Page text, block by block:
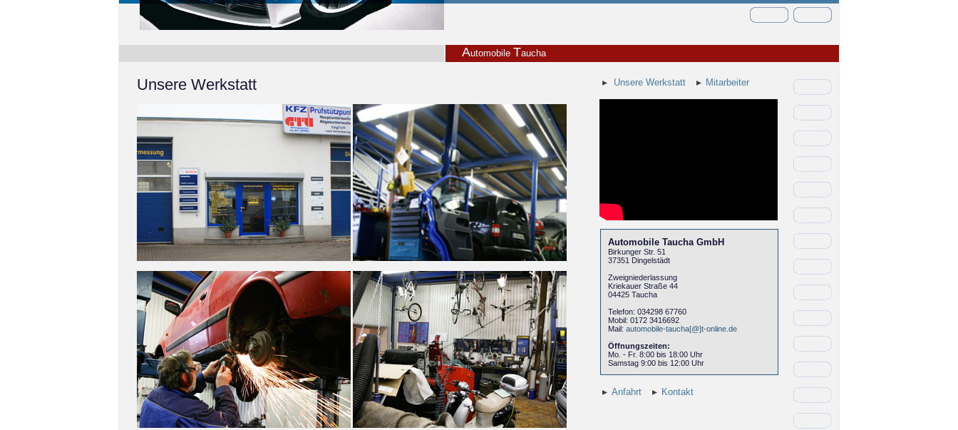
Automobile Taucha
Unsere Werkstatt Unsere Werkstatt Mitarbeiter
Automobile Taucha GmbH
Birkunger Str. 51
37351 Dingelstädt
Zweigniederlassung
Kriekauer Straße 44
04425 Taucha
Telefon: 034298 67760
Mobil: 0172 3416692
Mail: automobile-taucha[@]t-online.de
Öffnungszeiten:
Mo. - Fr. 8:00 bis 18:00 Uhr
Samstag 9:00 bis 12:00 Uhr
Anfahrt Kontakt